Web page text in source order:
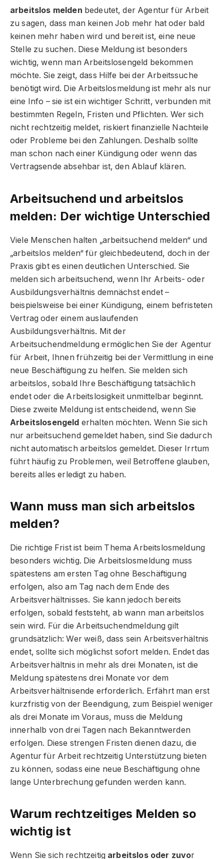
arbeitslos melden bedeutet, der Agentur für Arbeit
zu sagen, dass man keinen Job mehr hat oder bald
keinen mehr haben wird und bereit ist, eine neue
Stelle zu suchen. Diese Meldung ist besonders
wichtig, wenn man Arbeitslosengeld bekommen
möchte. Sie zeigt, dass Hilfe bei der Arbeitssuche
benötigt wird. Die Arbeitslosmeldung ist mehr als nur
eine Info – sie ist ein wichtiger Schritt, verbunden mit
bestimmten Regeln, Fristen und Pflichten. Wer sich
nicht rechtzeitig meldet, riskiert finanzielle Nachteile
oder Probleme bei den Zahlungen. Deshalb sollte
man schon nach einer Kündigung oder wenn das
Vertragsende absehbar ist, den Ablauf klären.
Arbeitsuchend und arbeitslos
melden: Der wichtige Unterschied
Viele Menschen halten „arbeitsuchend melden“ und
„arbeitslos melden“ für gleichbedeutend, doch in der
Praxis gibt es einen deutlichen Unterschied. Sie
melden sich arbeitsuchend, wenn Ihr Arbeits- oder
Ausbildungsverhältnis demnächst endet –
beispielsweise bei einer Kündigung, einem befristeten
Vertrag oder einem auslaufenden
Ausbildungsverhältnis. Mit der
Arbeitsuchendmeldung ermöglichen Sie der Agentur
für Arbeit, Ihnen frühzeitig bei der Vermittlung in eine
neue Beschäftigung zu helfen. Sie melden sich
arbeitslos, sobald Ihre Beschäftigung tatsächlich
endet oder die Arbeitslosigkeit unmittelbar beginnt.
Diese zweite Meldung ist entscheidend, wenn Sie
Arbeitslosengeld erhalten möchten. Wenn Sie sich
nur arbeitsuchend gemeldet haben, sind Sie dadurch
nicht automatisch arbeitslos gemeldet. Dieser Irrtum
führt häufig zu Problemen, weil Betroffene glauben,
bereits alles erledigt zu haben.
Wann muss man sich arbeitslos
melden?
Die richtige Frist ist beim Thema Arbeitslosmeldung
besonders wichtig. Die Arbeitslosmeldung muss
spätestens am ersten Tag ohne Beschäftigung
erfolgen, also am Tag nach dem Ende des
Arbeitsverhältnisses. Sie kann jedoch bereits
erfolgen, sobald feststeht, ab wann man arbeitslos
sein wird. Für die Arbeitsuchendmeldung gilt
grundsätzlich: Wer weiß, dass sein Arbeitsverhältnis
endet, sollte sich möglichst sofort melden. Endet das
Arbeitsverhältnis in mehr als drei Monaten, ist die
Meldung spätestens drei Monate vor dem
Arbeitsverhältnisende erforderlich. Erfährt man erst
kurzfristig von der Beendigung, zum Beispiel weniger
als drei Monate im Voraus, muss die Meldung
innerhalb von drei Tagen nach Bekanntwerden
erfolgen. Diese strengen Fristen dienen dazu, die
Agentur für Arbeit rechtzeitig Unterstützung bieten
zu können, sodass eine neue Beschäftigung ohne
lange Unterbrechung gefunden werden kann.
Warum rechtzeitiges Melden so
wichtig ist
Wenn Sie sich rechtzeitig arbeitslos oder zuvor